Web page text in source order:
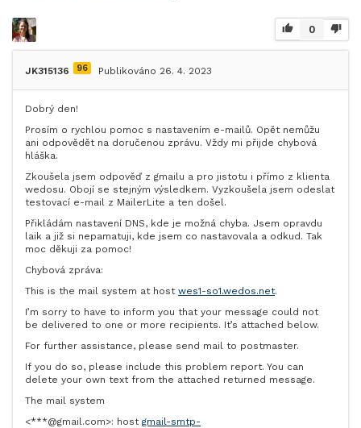
0
JK315136 96 Publikováno 26. 4. 2023
Dobrý den!
Prosím o rychlou pomoc s nastavením e-mailů. Opět nemůžu
ani odpovědět na doručenou zprávu. Vždy mi přijde chybová
hláška.
Zkoušela jsem odpověď z gmailu a pro jistotu i přímo z klienta
wedosu. Obojí se stejným výsledkem. Vyzkoušela jsem odeslat
testovací e-mail z MailerLite a ten došel.
Přikládám nastavení DNS, kde je možná chyba. Jsem opravdu
laik a již si nepamatuji, kde jsem co nastavovala a odkud. Tak
moc děkuji za pomoc!
Chybová zpráva:
This is the mail system at host wes1-so1.wedos.net.
I’m sorry to have to inform you that your message could not
be delivered to one or more recipients. It’s attached below.
For further assistance, please send mail to postmaster.
If you do so, please include this problem report. You can
delete your own text from the attached returned message.
The mail system
<***@gmail.com>: host gmail-smtp-